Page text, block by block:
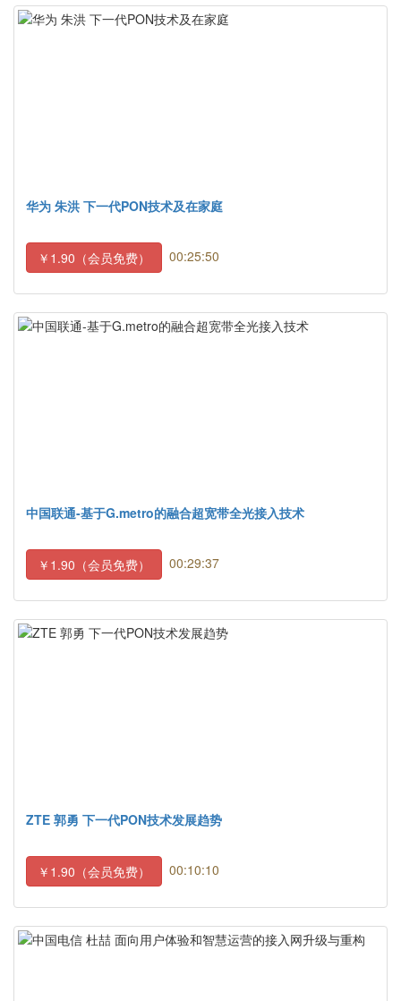
华为 朱洪 下一代PON技术及在家庭
￥1.90（会员免费） 00:25:50
中国联通-基于G.metro的融合超宽带全光接入技术
￥1.90（会员免费） 00:29:37
ZTE 郭勇 下一代PON技术发展趋势
￥1.90（会员免费） 00:10:10